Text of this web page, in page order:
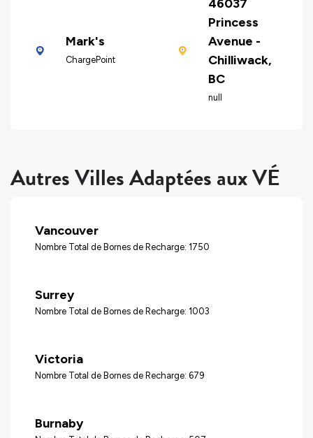
Mark's
ChargePoint
46037
Princess
Avenue -
Chilliwack,
BC
null
Autres Villes Adaptées aux VÉ
Vancouver
Nombre Total de Bornes de Recharge: 1750
Surrey
Nombre Total de Bornes de Recharge: 1003
Victoria
Nombre Total de Bornes de Recharge: 679
Burnaby